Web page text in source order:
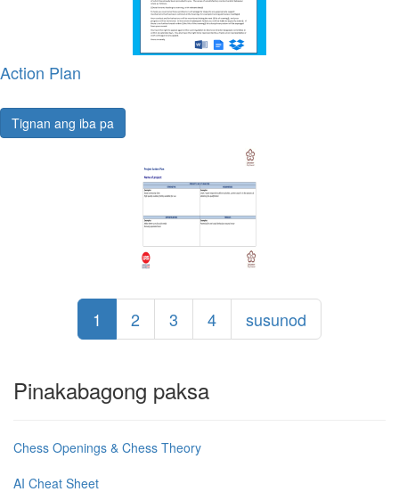
Action Plan
Tignan ang iba pa
1 2 3 4 susunod
Pinakabagong paksa
Chess Openings & Chess Theory
AI Cheat Sheet